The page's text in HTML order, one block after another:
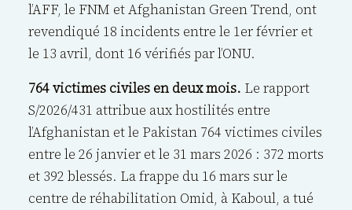
l’AFF, le FNM et Afghanistan Green Trend, ont
revendiqué 18 incidents entre le 1er février et
le 13 avril, dont 16 vérifiés par l’ONU.
764 victimes civiles en deux mois. Le rapport
S/2026/431 attribue aux hostilités entre
l’Afghanistan et le Pakistan 764 victimes civiles
entre le 26 janvier et le 31 mars 2026 : 372 morts
et 392 blessés. La frappe du 16 mars sur le
centre de réhabilitation Omid, à Kaboul, a tué